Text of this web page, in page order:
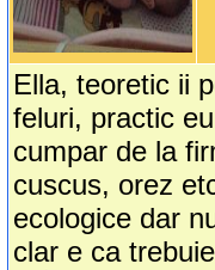
Ella, teoretic ii
feluri, practic
cumpar de la
cuscus, orez
ecologice dar
clar e ca